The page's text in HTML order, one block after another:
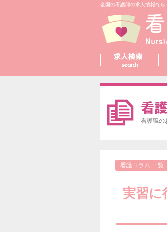
全国の看護師の求人情報なら
看護職の
看護コラム 一覧
実習に